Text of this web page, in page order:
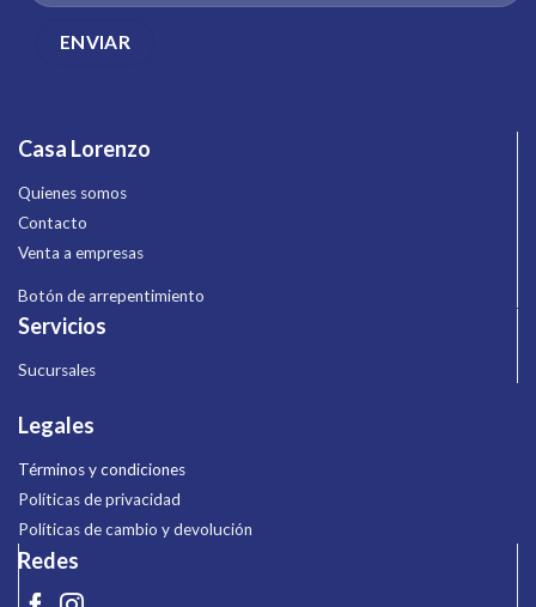
Casa Lorenzo
Quienes somos
Contacto
Venta a empresas
Botón de arrepentimiento
Servicios
Sucursales
Legales
Términos y condiciones
Políticas de privacidad
Políticas de cambio y devolución
Redes